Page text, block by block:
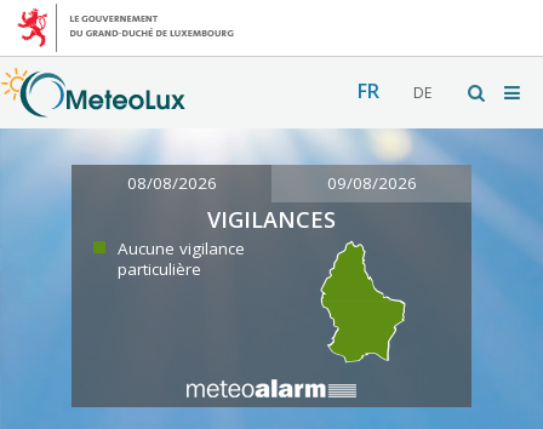
FR DE
08/08/2026 09/08/2026
VIGILANCES
Aucune vigilance
particulière